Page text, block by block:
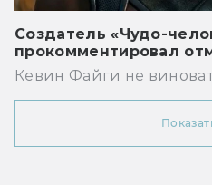
Создатель «Чудо-
прокомментировал
Кевин Файги не